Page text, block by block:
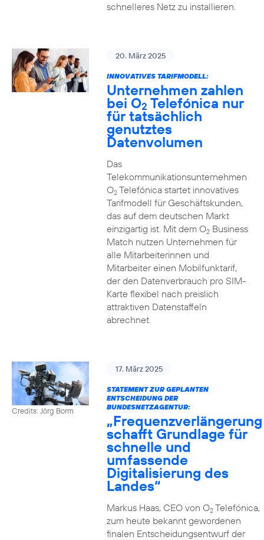
schnelleres Netz zu installieren.
20. März 2025
INNOVATIVES TARIFMODELL:
Unternehmen zahlen
bei O2 Telefónica nur
für tatsächlich
genutztes
Datenvolumen
Das
Telekommunikationsunternehmen
O2Telefónica startet innovatives
Tarifmodell für Geschäftskunden,
das auf dem deutschen Markt
einzigartig ist. Mit dem O2Business
Match nutzen Unternehmen für
alle Mitarbeiterinnen und
Mitarbeiter einen Mobilfunktarif,
der den Datenverbrauch pro SIM-
Karte flexibel nach preislich
attraktiven Datenstaffeln
abrechnet.
Credits: Jörg Borm
17. März 2025
STATEMENT ZUR GEPLANTEN
ENTSCHEIDUNG DER
BUNDESNETZAGENTUR:
„Frequenzverlängerung
schafft Grundlage für
schnelle und
umfassende
Digitalisierung des
Landes“
Markus Haas, CEO von O2Telefónica,
zum heute bekannt gewordenen
finalen Entscheidungsentwurf der